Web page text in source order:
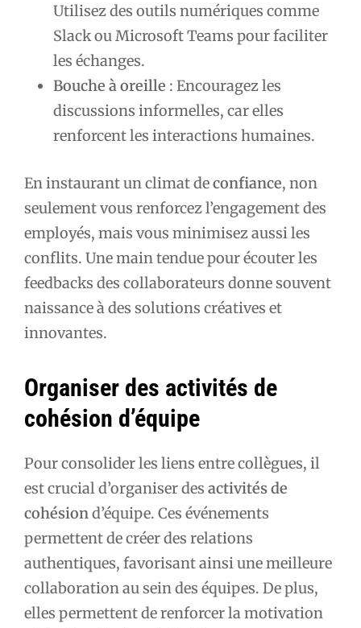
Utilisez des outils numériques comme
Slack ou Microsoft Teams pour faciliter
les échanges.
Bouche à oreille : Encouragez les
discussions informelles, car elles
renforcent les interactions humaines.
En instaurant un climat deconfiance, non
seulement vous renforcez l’engagement des
employés, mais vous minimisez aussi les
conflits. Une main tendue pour écouter les
feedbacks des collaborateurs donne souvent
naissance à des solutions créatives et
innovantes.
Organiser des activités de
cohésion d’équipe
Pour consolider les liens entre collègues, il
est crucial d’organiser des activités de
cohésiond’équipe. Ces événements
permettent de créer des relations
authentiques, favorisant ainsi une meilleure
collaboration au sein des équipes. De plus,
elles permettent de renforcer la motivation